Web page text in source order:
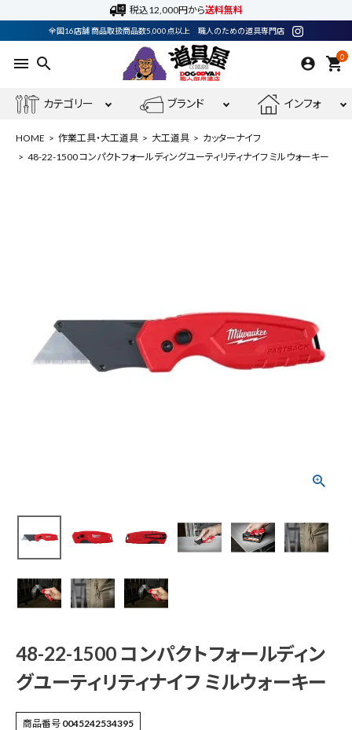
税込12,000円から送料無料
全国16店舗 商品取扱商品数5,000点以上 職人のための道具専門店
menu search 0
shopping_cart
カテゴリー ブランド インフォ
電動工具
先端工具
作業工具・大工道具
HOME 作業工具・大工道具 大工道具
カッターナイフ
48-22-1500 コンパクトフォールディングユーティリティナイフ ミルウォーキー
48-22-1500 コンパクトフォールディン
グユーティリティナイフ ミルウォーキー
商品番号 0045242534395